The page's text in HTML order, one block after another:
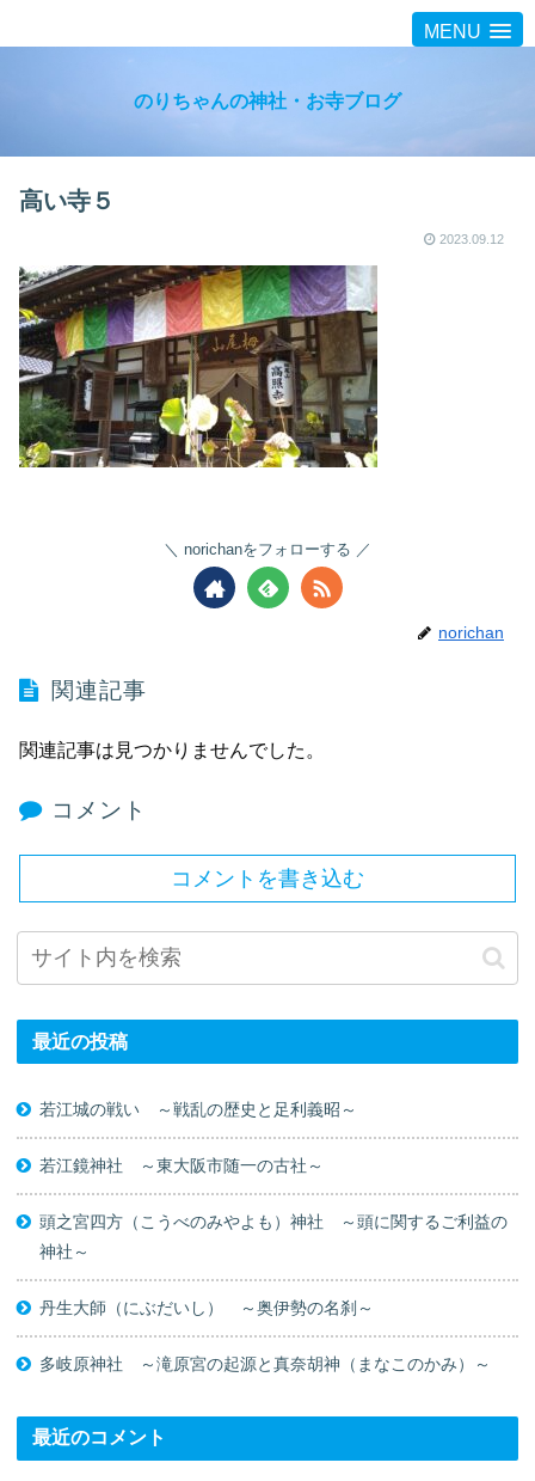
MENU
のりちゃんの神社・お寺ブログ
高い寺５
2023.09.12
norichanをフォローする
norichan
関連記事
関連記事は見つかりませんでした。
コメント
コメントを書き込む
最近の投稿
若江城の戦い ～戦乱の歴史と足利義昭～
若江鏡神社 ～東大阪市随一の古社～
頭之宮四方（こうべのみやよも）神社 ～頭に関するご利益の
神社～
丹生大師（にぶだいし） ～奥伊勢の名刹～
多岐原神社 ～滝原宮の起源と真奈胡神（まなこのかみ）～
最近のコメント